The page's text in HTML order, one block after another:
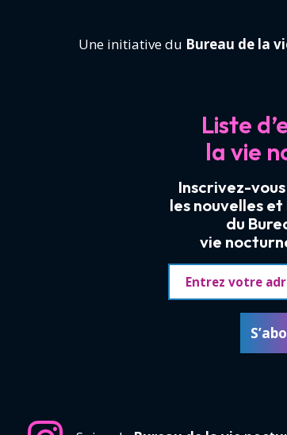
Une initiative du Bureau de la
Liste
la vie
Inscrivez-
les nouvelles
du
vie